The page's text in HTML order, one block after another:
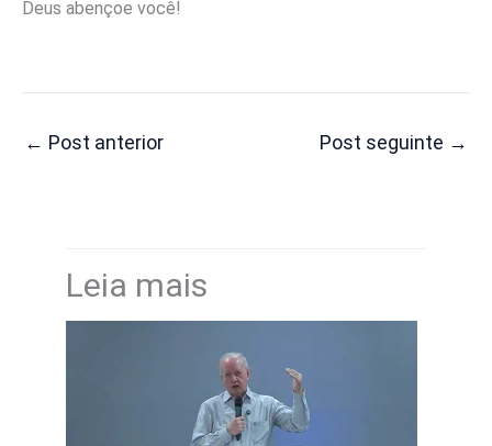
Deus abençoe você!
← Post anterior Post seguinte →
Leia mais